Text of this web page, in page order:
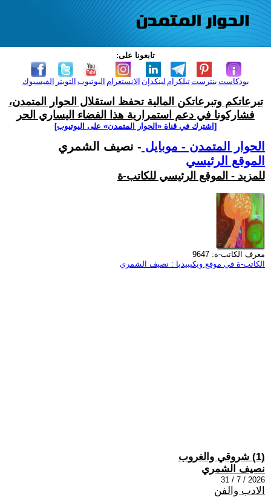
تابعونا على:
الفيسبوك التويتر اليوتيوب الانستغرام لينكدإن تيلكرامبنترست بودكاست
تبرعاتكم وتبرعاتكن المالية تحفظ استقلال الحوار المتمدن،
فشاركونا في دعم استمرارية هذا الفضاء اليساري الحر
[اشترك في قناة ‫«الحوار المتمدن» على اليوتيوب]
الحوار المتمدن - موبايل - نصيف الشمري
الموقع الرئيسي
للمزيد - الموقع الرئيسي للكاتب-ة
معرف الكاتب-ة: 9647
الكاتب-ة في موقع ويكيبيديا : نصيف الشمري
(1) شروقي والغروب
نصيف الشمري
2026 / 7 / 31
الادب والفن